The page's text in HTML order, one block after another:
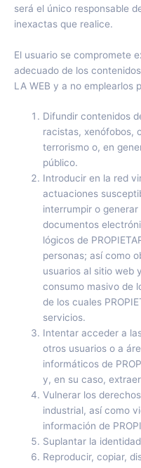
será el único responsable
inexactas que realice.
El usuario se compromete
adecuado de los
LA WEB y a no emplearlos
Difundir contenidos
racistas, xenófobos,
terrorismo o, en
público.
Introducir en la red
actuaciones
interrumpir o
documentos
lógicos de
personas; así como
usuarios al sitio web
consumo masivo de
de los cuales
servicios.
Intentar acceder a
otros usuarios o a
informáticos de
y, en su caso,
Vulnerar los
industrial, así como
información de
Suplantar la
Reproducir, copiar,